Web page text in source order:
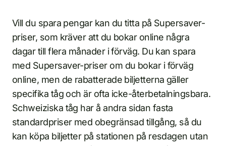
Vill du spara pengar kan du titta på Supersaver-
priser, som kräver att du bokar online några
dagar till flera månader i förväg. Du kan spara
med Supersaver-priser om du bokar i förväg
online, men de rabatterade biljetterna gäller
specifika tåg och är ofta icke-återbetalningsbara.
Schweiziska tåg har å andra sidan fasta
standardpriser med obegränsad tillgång, så du
kan köpa biljetter på stationen på resdagen utan